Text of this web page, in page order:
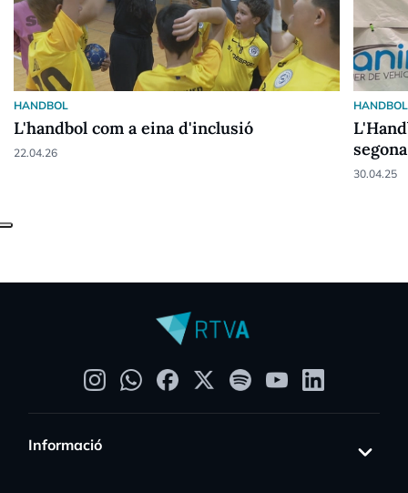
HANDBOL
L'handbol com a eina d'inclusió
22.04.26
HANDBOL
30.04.25
Informació